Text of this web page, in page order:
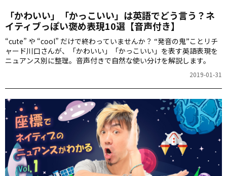
「かわいい」「かっこいい」は英語でどう言う？ネ
イティブっぽい褒め表現10選【音声付き】
“cute” や “cool” だけで終わっていませんか？ “発音の鬼”ことリチ
ャード川口さんが、「かわいい」「かっこいい」を表す英語表現を
ニュアンス別に整理。音声付きで自然な使い分けを解説します。
2019-01-31